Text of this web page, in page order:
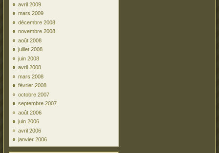
avril 2009
mars 2009
décembre 2008
novembre 2008
août 2008
juillet 2008
juin 2008
avril 2008
mars 2008
février 2008
octobre 2007
septembre 2007
août 2006
juin 2006
avril 2006
janvier 2006